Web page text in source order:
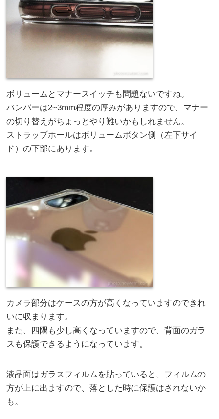
ボリュームとマナースイッチも問題ないですね。
バンパーは2~3mm程度の厚みがありますので、マナー
の切り替えがちょっとやり難いかもしれません。
ストラップホールはボリュームボタン側（左下サイ
ド）の下部にあります。
カメラ部分はケースの方が高くなっていますのできれ
いに収まります。
また、四隅も少し高くなっていますので、背面のガラ
スも保護できるようになっています。
液晶面はガラスフィルムを貼っていると、フィルムの
方が上に出ますので、落とした時に保護はされないか
も。